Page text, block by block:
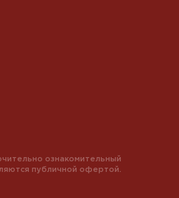
ознакомительный
публичной офертой.